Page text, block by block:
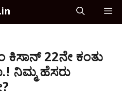
ಕಿಸಾನ್ 22ನೇ ಕಂತು
ನಿಮ್ಮ ಹೆಸರು